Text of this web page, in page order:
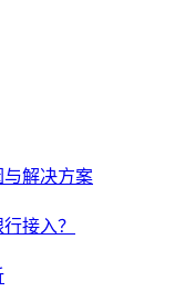
解决方案
接入？